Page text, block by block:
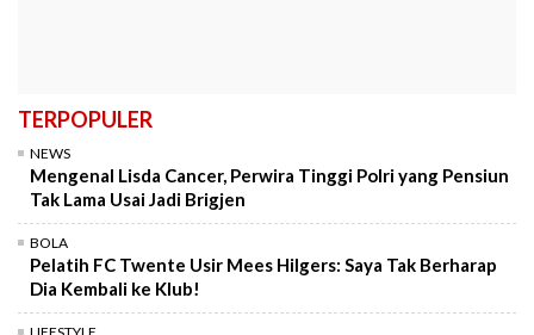
TERPOPULER
NEWS
Mengenal Lisda Cancer, Perwira Tinggi Polri yang Pensiun
Tak Lama Usai Jadi Brigjen
BOLA
Pelatih FC Twente Usir Mees Hilgers: Saya Tak Berharap
Dia Kembali ke Klub!